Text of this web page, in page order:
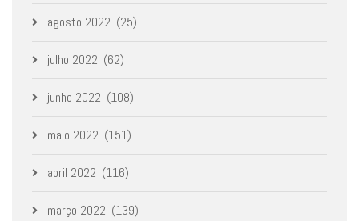
agosto 2022 (25)
julho 2022 (62)
junho 2022 (108)
maio 2022 (151)
abril 2022 (116)
março 2022 (139)